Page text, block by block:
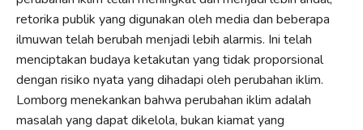
retorika publik yang digunakan oleh media dan beberapa
ilmuwan telah berubah menjadi lebih alarmis. Ini telah
menciptakan budaya ketakutan yang tidak proporsional
dengan risiko nyata yang dihadapi oleh perubahan iklim.
Lomborg menekankan bahwa perubahan iklim adalah
masalah yang dapat dikelola, bukan kiamat yang